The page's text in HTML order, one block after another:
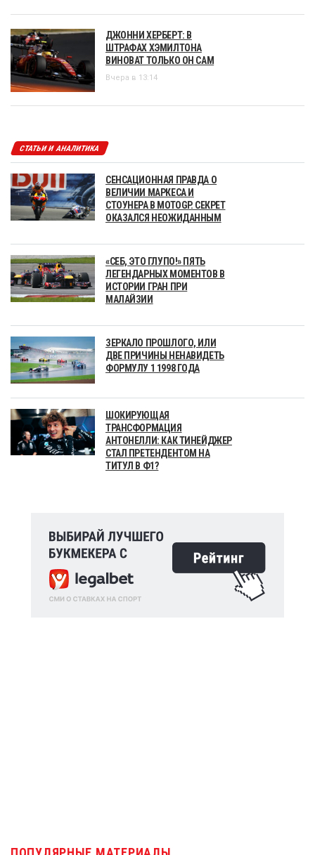
ДЖОННИ ХЕРБЕРТ: В
ШТРАФАХ ХЭМИЛТОНА
ВИНОВАТ ТОЛЬКО ОН САМ
Вчера в 13:14
СТАТЬИ И АНАЛИТИКА
СЕНСАЦИОННАЯ ПРАВДА О
ВЕЛИЧИИ МАРКЕСА И
СТОУНЕРА В MOTOGP. СЕКРЕТ
ОКАЗАЛСЯ НЕОЖИДАННЫМ
«СЕБ, ЭТО ГЛУПО!» ПЯТЬ
ЛЕГЕНДАРНЫХ МОМЕНТОВ В
ИСТОРИИ ГРАН ПРИ
МАЛАЙЗИИ
ЗЕРКАЛО ПРОШЛОГО, ИЛИ
ДВЕ ПРИЧИНЫ НЕНАВИДЕТЬ
ФОРМУЛУ 1 1998 ГОДА
ШОКИРУЮЩАЯ
ТРАНСФОРМАЦИЯ
АНТОНЕЛЛИ: КАК ТИНЕЙДЖЕР
СТАЛ ПРЕТЕНДЕНТОМ НА
ТИТУЛ В Ф1?